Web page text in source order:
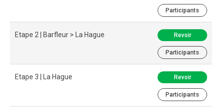
Participants
Etape 2 | Barfleur > La Hague Revoir
Participants
Etape 3 | La Hague Revoir
Participants